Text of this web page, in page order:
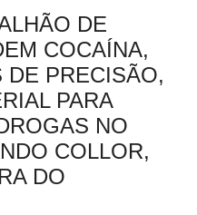
DE
COCAÍNA,
DE PRECISÃO,
PARA
NO
COLLOR,
DO